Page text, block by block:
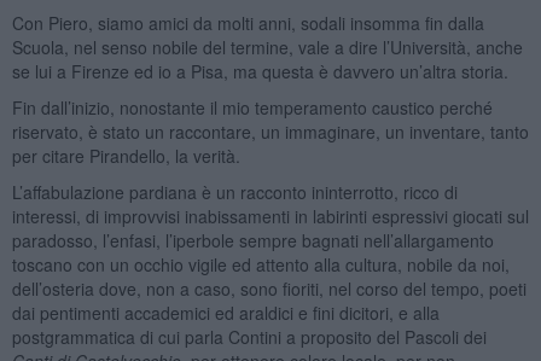
Con Piero, siamo amici da molti anni, sodali insomma fin dalla
Scuola, nel senso nobile del termine, vale a dire l’Università, anche
se lui a Firenze ed io a Pisa, ma questa è davvero un’altra storia.
Fin dall’inizio, nonostante il mio temperamento caustico perché
riservato, è stato un raccontare, un immaginare, un inventare, tanto
per citare Pirandello, la verità.
L’affabulazione pardiana è un racconto ininterrotto, ricco di
interessi, di improvvisi inabissamenti in labirinti espressivi giocati sul
paradosso, l’enfasi, l’iperbole sempre bagnati nell’allargamento
toscano con un occhio vigile ed attento alla cultura, nobile da noi,
dell’osteria dove, non a caso, sono fioriti, nel corso del tempo, poeti
dai pentimenti accademici ed araldici e fini dicitori, e alla
postgrammatica di cui parla Contini a proposito del Pascoli dei